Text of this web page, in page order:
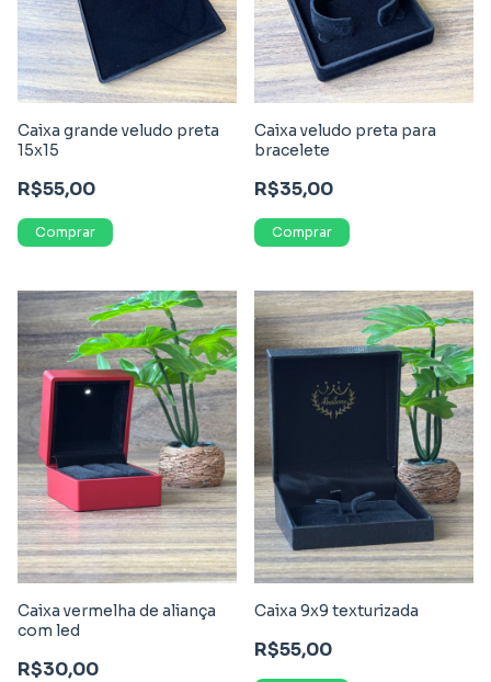
Caixa grande veludo preta
15x15
R$55,00
Caixa veludo preta para
bracelete
R$35,00
Caixa vermelha de aliança
com led
R$30,00
Caixa 9x9 texturizada
R$55,00